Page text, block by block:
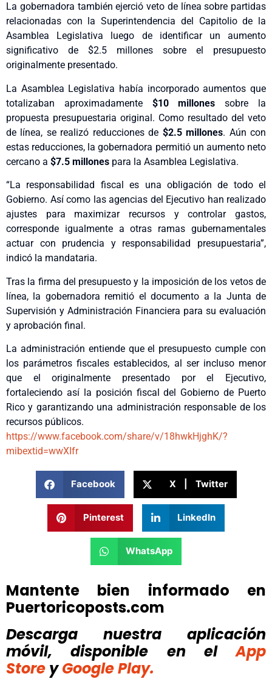
La gobernadora también ejerció veto de línea sobre partidas
relacionadas con la Superintendencia del Capitolio de la
Asamblea Legislativa luego de identificar un aumento
significativo de $2.5 millones sobre el presupuesto
originalmente presentado.
La Asamblea Legislativa había incorporado aumentos que
totalizaban aproximadamente $10 millones sobre la
propuesta presupuestaria original. Como resultado del veto
de línea, se realizó reducciones de $2.5 millones. Aún con
estas reducciones, la gobernadora permitió un aumento neto
cercano a $7.5 millones para la Asamblea Legislativa.
“La responsabilidad fiscal es una obligación de todo el
Gobierno. Así como las agencias del Ejecutivo han realizado
ajustes para maximizar recursos y controlar gastos,
corresponde igualmente a otras ramas gubernamentales
actuar con prudencia y responsabilidad presupuestaria”,
indicó la mandataria.
Tras la firma del presupuesto y la imposición de los vetos de
línea, la gobernadora remitió el documento a la Junta de
Supervisión y Administración Financiera para su evaluación
y aprobación final.
La administración entiende que el presupuesto cumple con
los parámetros fiscales establecidos, al ser incluso menor
que el originalmente presentado por el Ejecutivo,
fortaleciendo así la posición fiscal del Gobierno de Puerto
Rico y garantizando una administración responsable de los
recursos públicos.
https://www.facebook.com/share/v/18hwkHjghK/?
mibextid=wwXIfr
Facebook X | Twitter
Pinterest LinkedIn
WhatsApp
Mantente bien informado en
Puertoricoposts.com
Descarga nuestra aplicación
móvil, disponible
en el
App
Store y Google Play.